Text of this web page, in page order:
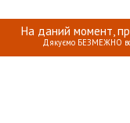
На даний момент,
Дякуємо БЕЗМЕЖНО